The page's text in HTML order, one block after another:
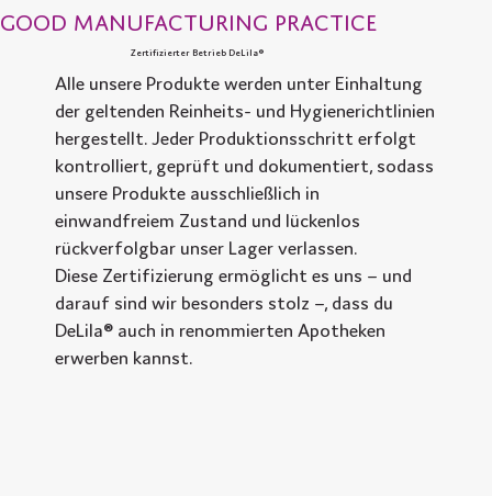
Good Manufacturing Practice
Zertifizierter Betrieb DeLila®
Alle unsere Produkte werden unter Einhaltung
der geltenden Reinheits- und Hygienerichtlinien
hergestellt. Jeder Produktionsschritt erfolgt
kontrolliert, geprüft und dokumentiert, sodass
unsere Produkte ausschließlich in
einwandfreiem Zustand und lückenlos
rückverfolgbar unser Lager verlassen.
Diese Zertifizierung ermöglicht es uns – und
darauf sind wir besonders stolz –, dass du
DeLila® auch in renommierten Apotheken
erwerben kannst.